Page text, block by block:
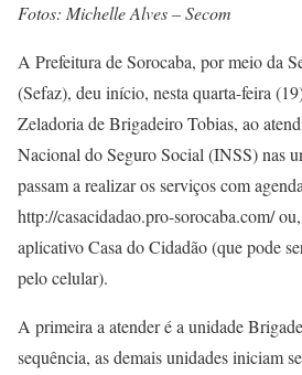
Fotos: Michelle Alves – Secom
A Prefeitura de Sorocaba, por meio da
(Sefaz), deu início, nesta quarta-feira
Zeladoria de Brigadeiro Tobias, ao
Nacional do Seguro Social (INSS) nas
passam a realizar os serviços com
http://casacidadao.pro-sorocaba.com/
aplicativo Casa do Cidadão (que pode
pelo celular).
A primeira a atender é a unidade
sequência, as demais unidades iniciam